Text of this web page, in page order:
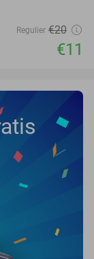
Regulier €20
€11